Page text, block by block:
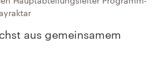
aus gemeinsamem